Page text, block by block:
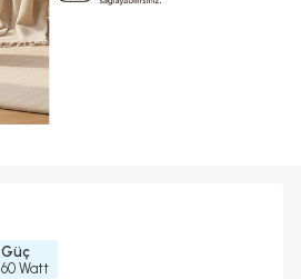
Güç
60 Watt